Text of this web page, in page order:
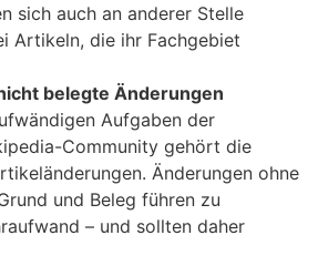
sich auch an anderer Stelle
Artikeln, die ihr Fachgebiet
belegte Änderungen
Aufgaben der
Community gehört die
Änderungen ohne
und Beleg führen zu
– und sollten daher